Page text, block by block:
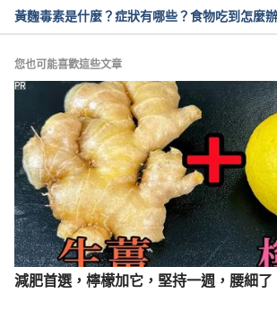
https://msn.sgs.com/Knowledge/
Accessed November 21, 2022
食品中微生物檢驗：衛生指標菌介紹
病原菌（SGS）
https://msn.sgs.com/Knowledge/
Accessed November 21, 2022
黃麴毒素是什麼？症狀有哪些？食物吃到怎麼
您也可能喜歡這些文章
減肥首選，檸檬加它，堅持一週，腰細了
PR